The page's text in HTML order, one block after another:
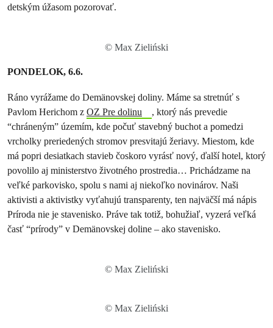
detským úžasom pozorovať.
© Max Zieliński
PONDELOK, 6.6.
Ráno vyrážame do Demänovskej doliny. Máme sa stretnúť s
Pavlom Herichom z OZ Pre dolinu
, ktorý nás prevedie
“chráneným” územím, kde počuť stavebný buchot a pomedzi
vrcholky preriedených stromov presvitajú žeriavy. Miestom, kde
má popri desiatkach stavieb čoskoro vyrásť nový, ďalší hotel, ktorý
povolilo aj ministerstvo životného prostredia… Prichádzame na
veľké parkovisko, spolu s nami aj niekoľko novinárov. Naši
aktivisti a aktivistky vyťahujú transparenty, ten najväčší má nápis
Príroda nie je stavenisko. Práve tak totiž, bohužiaľ, vyzerá veľká
časť “prírody” v Demänovskej doline – ako stavenisko.
© Max Zieliński
© Max Zieliński